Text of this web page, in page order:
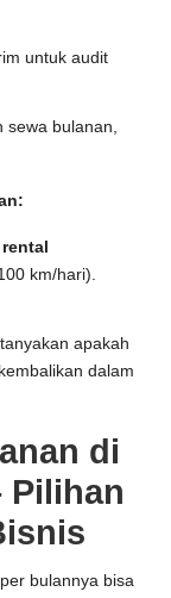
untuk audit
sewa bulanan,
km/hari).
apakah
dalam
di
Pilihan
bulannya bisa